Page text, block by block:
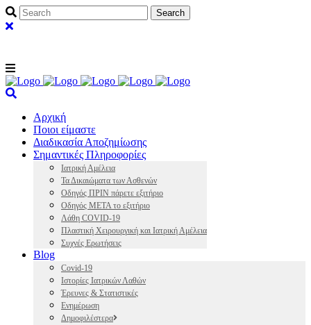
Αρχική
Ποιοι είμαστε
Διαδικασία Αποζημίωσης
Σημαντικές Πληροφορίες
Ιατρική Αμέλεια
Τα Δικαιώματα των Ασθενών
Οδηγός ΠΡΙΝ πάρετε εξιτήριο
Οδηγός ΜΕΤΑ το εξιτήριο
Λάθη COVID-19
Πλαστική Χειρουργική και Ιατρική Αμέλεια
Συχνές Ερωτήσεις
Blog
Covid-19
Ιστορίες Ιατρικών Λαθών
Έρευνες & Στατιστικές
Ενημέρωση
Δημοφιλέστερα